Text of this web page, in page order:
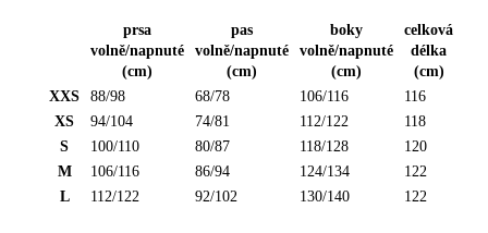
R
O
Z
M
R
O
Z
M
prsa
volně/napnuté
(cm)
pas
volně/napnuté
(cm)
boky
volně/napnuté
(cm)
celková
délka
(cm)
XXS
88/98 68/78 106/116
116
XS
94/104 74/81 112/122
118
S
100/110 80/87 118/128
120
M
106/116 86/94 124/134
122
L
112/122 92/102 130/140 122